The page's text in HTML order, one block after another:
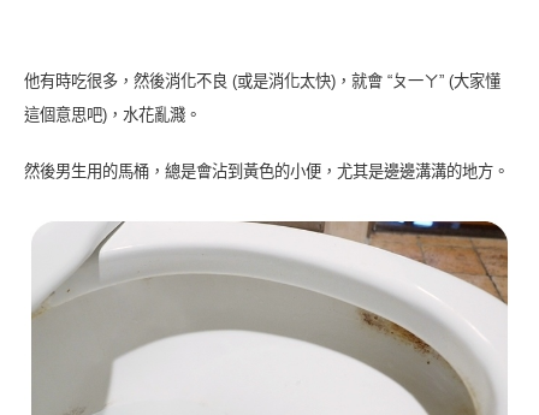
他有時吃很多，然後消化不良 (或是消化太快)，就會 “ㄆ一ㄚ” (大家懂
這個意思吧)，水花亂濺。
然後男生用的馬桶，總是會沾到黃色的小便，尤其是邊邊溝溝的地方。